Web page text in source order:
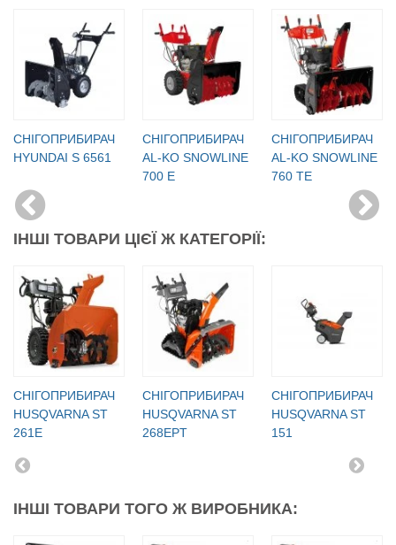
СНІГОПРИБИРАЧ
HYUNDAI S 6561
СНІГОПРИБИРАЧ
AL-KO SNOWLINE
700 E
СНІГОПРИБИРАЧ
AL-KO SNOWLINE
760 TE
ІНШІ ТОВАРИ ЦІЄЇ Ж КАТЕГОРІЇ:
СНІГОПРИБИРАЧ
HUSQVARNA ST
261E
СНІГОПРИБИРАЧ
HUSQVARNA ST
268EPT
СНІГОПРИБИРАЧ
HUSQVARNA ST
151
ІНШІ ТОВАРИ ТОГО Ж ВИРОБНИКА: